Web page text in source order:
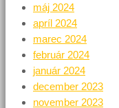
máj 2024
apríl 2024
marec 2024
február 2024
január 2024
december 2023
november 2023